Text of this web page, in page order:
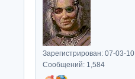
Зарегистрирован: 07-03-10
Сообщений: 1,584